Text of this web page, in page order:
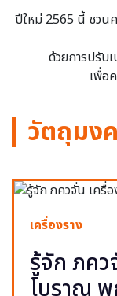
ปีใหม่ 2565 นี้ ชวน
ด้วยการปรับ
เพื่อ
วัตถุมง
เครื่องราง
รู้จัก ภคว